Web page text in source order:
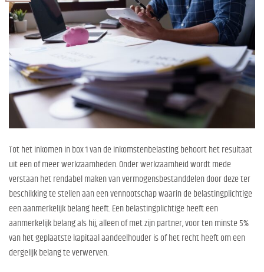
Tot het inkomen in box 1 van de inkomstenbelasting behoort het resultaat
uit een of meer werkzaamheden. Onder werkzaamheid wordt mede
verstaan het rendabel maken van vermogensbestanddelen door deze ter
beschikking te stellen aan een vennootschap waarin de belastingplichtige
een aanmerkelijk belang heeft. Een belastingplichtige heeft een
aanmerkelijk belang als hij, alleen of met zijn partner, voor ten minste 5%
van het geplaatste kapitaal aandeelhouder is of het recht heeft om een
dergelijk belang te verwerven.